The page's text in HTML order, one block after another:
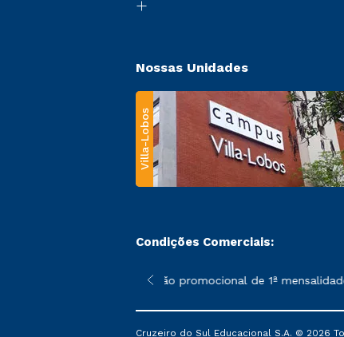
Nossas Unidades
Villa-Lobos
Condições Comerciais:
sofrer alterações nos períodos de rematrícula
*A condição promocional de 1ª
Cruzeiro do Sul Educacional S.A. © 2026